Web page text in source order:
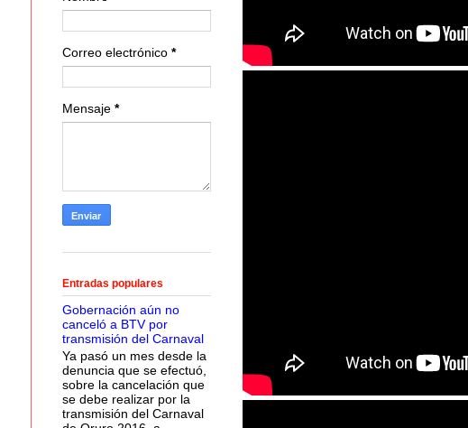
Correo electrónico *
Mensaje *
Entradas populares
Gobernación aún no
canceló a BTV por
transmisión del Carnaval
Ya pasó un mes desde la
denuncia que se efectuó,
sobre la cancelación que
se debe realizar por la
transmisión del Carnaval